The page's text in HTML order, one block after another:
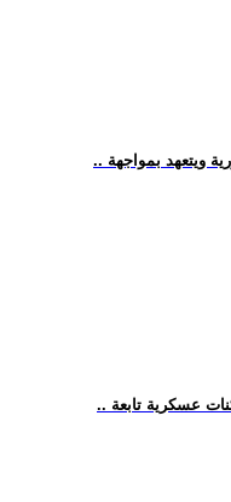
ويتعهد بمواجهة
عسكرية تابعة